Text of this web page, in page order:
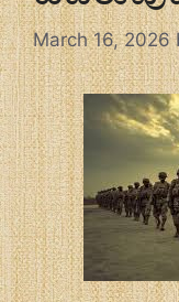
March 16, 2026